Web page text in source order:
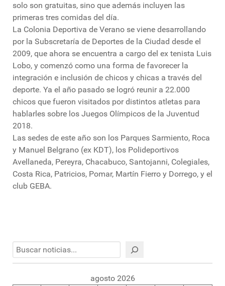
solo son gratuitas, sino que además incluyen las
primeras tres comidas del día.
La Colonia Deportiva de Verano se viene desarrollando
por la Subscretaría de Deportes de la Ciudad desde el
2009, que ahora se encuentra a cargo del ex tenista Luis
Lobo, y comenzó como una forma de favorecer la
integración e inclusión de chicos y chicas a través del
deporte. Ya el año pasado se logró reunir a 22.000
chicos que fueron visitados por distintos atletas para
hablarles sobre los Juegos Olímpicos de la Juventud
2018.
Las sedes de este año son los Parques Sarmiento, Roca
y Manuel Belgrano (ex KDT), los Polideportivos
Avellaneda, Pereyra, Chacabuco, Santojanni, Colegiales,
Costa Rica, Patricios, Pomar, Martín Fierro y Dorrego, y el
club GEBA.
Buscar
agosto 2026